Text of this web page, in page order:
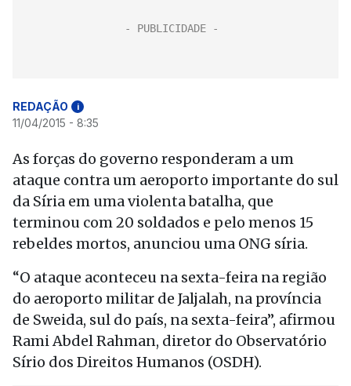
REDAÇÃO i
11/04/2015 - 8:35
As forças do governo responderam a um
ataque contra um aeroporto importante do sul
da Síria em uma violenta batalha, que
terminou com 20 soldados e pelo menos 15
rebeldes mortos, anunciou uma ONG síria.
“O ataque aconteceu na sexta-feira na região
do aeroporto militar de Jaljalah, na província
de Sweida, sul do país, na sexta-feira”, afirmou
Rami Abdel Rahman, diretor do Observatório
Sírio dos Direitos Humanos (OSDH).